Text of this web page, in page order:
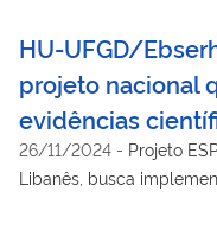
HU-UFGD/
projeto nacional
evidências
26/11/2024 - Projeto
Libanês, busca